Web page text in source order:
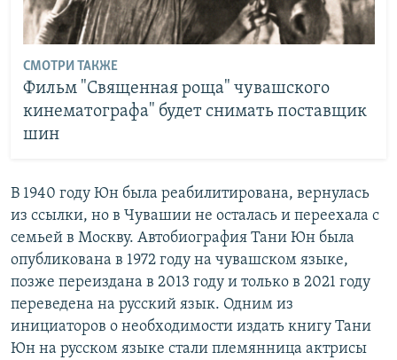
СМОТРИ ТАКЖЕ
Фильм "Священная роща" чувашского
кинематографа" будет снимать поставщик
шин
В 1940 году Юн была реабилитирована, вернулась
из ссылки, но в Чувашии не осталась и переехала с
семьей в Москву. Автобиография Тани Юн была
опубликована в 1972 году на чувашском языке,
позже переиздана в 2013 году и только в 2021 году
переведена на русский язык. Одним из
инициаторов о необходимости издать книгу Тани
Юн на русском языке стали племянница актрисы